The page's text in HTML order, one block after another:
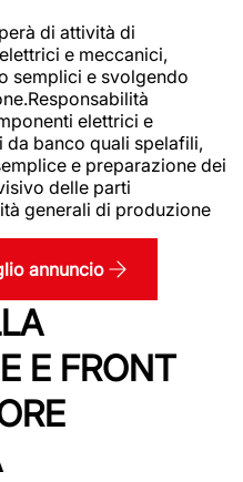
di attività di
e meccanici,
semplici e svolgendo
elettrici e
banco quali spelafili,
e preparazione dei
delle parti
generali di produzione
annuncio
E FRONT